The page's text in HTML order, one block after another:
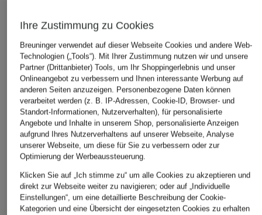
+Aktionsrabatt
GANT
Piqué-Poloshirt
64,99 €
Ursprünglich:80 €
GANT
Piqué-Poloshirt
ab 89,95 €
+Aktionsrabatt
GANT
Strick-
Ursprünglich:
Ihre Zustimmung zu Cookies
Breuninger verwendet auf dieser Webseite Cookies und andere Web-
Technologien („Tools“). Mit Ihrer Zustimmung nutzen wir und unsere
Partner (Drittanbieter) Tools, um Ihr Shoppingerlebnis und unser
Onlineangebot zu verbessern und Ihnen interessante Werbung auf
anderen Seiten anzuzeigen. Personenbezogene Daten können
verarbeitet werden (z. B. IP-Adressen, Cookie-ID, Browser- und
Standort-Informationen, Nutzerverhalten), für personalisierte
Angebote und Inhalte in unserem Shop, personalisierte Anzeigen
aufgrund Ihres Nutzerverhaltens auf unserer Webseite, Analyse
unserer Webseite, um diese für Sie zu verbessern oder zur
Optimierung der Werbeaussteuerung.
Klicken Sie auf „Ich stimme zu“ um alle Cookies zu akzeptieren und
direkt zur Webseite weiter zu navigieren; oder auf „Individuelle
Einstellungen“, um eine detaillierte Beschreibung der Cookie-
Kategorien und eine Übersicht der eingesetzten Cookies zu erhalten